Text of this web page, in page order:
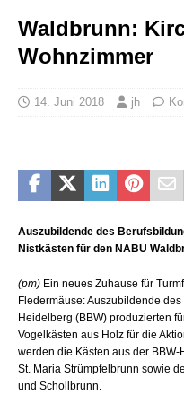
Waldbrunn:
Wohnzimmer
14. Juni 2018 jh
Auszubildende des
Nistkästen für den NABU
(pm) Ein neues Zuhause für
Fledermäuse: Auszubildende
Heidelberg (BBW) produzierten
Vogelkästen aus Holz für die
werden die Kästen aus der
St. Maria Strümpfelbrunn sowie
und Schollbrunn.